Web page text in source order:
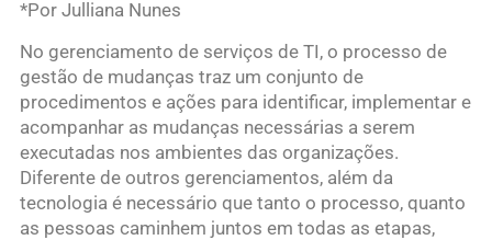
*Por Julliana Nunes
No gerenciamento de serviços de TI, o processo de
gestão de mudanças traz um conjunto de
procedimentos e ações para identificar, implementar e
acompanhar as mudanças necessárias a serem
executadas nos ambientes das organizações.
Diferente de outros gerenciamentos, além da
tecnologia é necessário que tanto o processo, quanto
as pessoas caminhem juntos em todas as etapas,